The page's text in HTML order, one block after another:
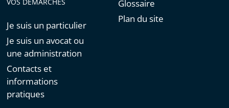
Je suis un particulier
Je suis un avocat ou
une administration
Contacts et
informations
pratiques
Glossaire
Plan du site